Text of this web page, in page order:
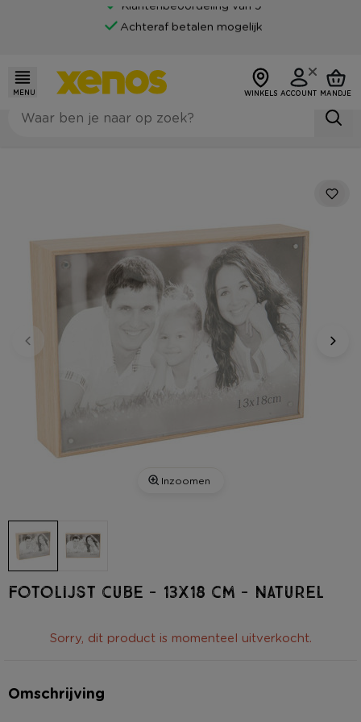
Klantenbeoordeling van 9
Achteraf betalen mogelijk
MENU WINKELS ACCOUNT MANDJE
Inzoomen
Fotolijst cube - 13x18 cm - naturel
Sorry, dit product is momenteel uitverkocht.
Omschrijving